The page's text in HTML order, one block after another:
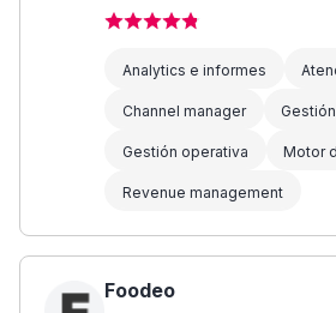
Analytics e informes
Channel manager
Gestión operativa Motor
Revenue management
Foodeo